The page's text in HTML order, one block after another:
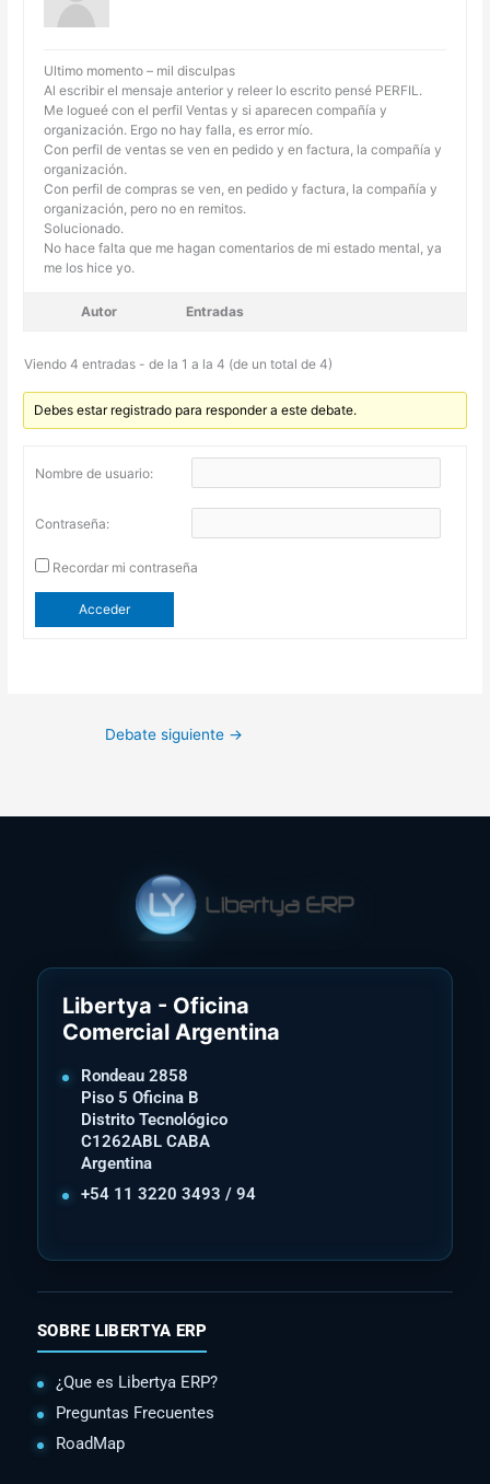
Ultimo momento – mil disculpas
Al escribir el mensaje anterior y releer lo escrito pensé PERFIL.
Me logueé con el perfil Ventas y si aparecen compañía y
organización. Ergo no hay falla, es error mío.
Con perfil de ventas se ven en pedido y en factura, la compañía y
organización.
Con perfil de compras se ven, en pedido y factura, la compañía y
organización, pero no en remitos.
Solucionado.
No hace falta que me hagan comentarios de mi estado mental, ya
me los hice yo.
Autor Entradas
Viendo 4 entradas - de la 1 a la 4 (de un total de 4)
Debes estar registrado para responder a este debate.
Nombre de usuario:
Contraseña:
Recordar mi contraseña
Acceder
Debate siguiente →
Libertya - Oficina
Comercial Argentina
Rondeau 2858
Piso 5 Oficina B
Distrito Tecnológico
C1262ABL CABA
Argentina
+54 11 3220 3493 / 94
SOBRE LIBERTYA ERP
¿Que es Libertya ERP?
Preguntas Frecuentes
RoadMap